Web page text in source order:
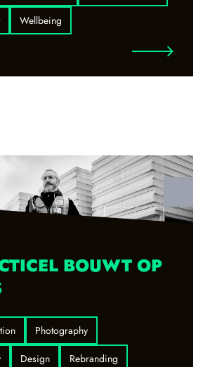
Wellbeing
BOUWT OP
Photography
Design Rebranding